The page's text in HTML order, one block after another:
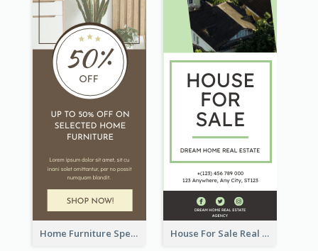
Home Furniture Special Sale Wide Skyscraper Banner House For Sale Real Estate Agent Wide Skyscraper Banner